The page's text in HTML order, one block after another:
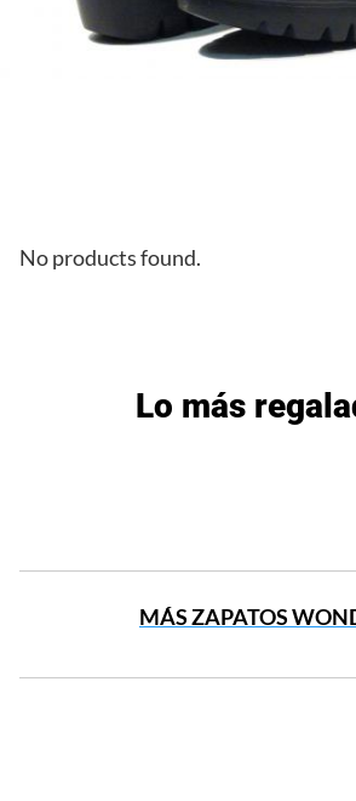
No products found.
Lo más
MÁS ZAPATOS